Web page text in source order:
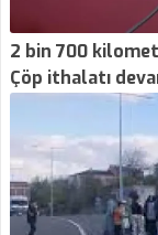
2 bin 700
Çöp ithalatı